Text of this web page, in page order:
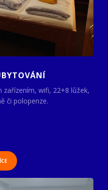
wifi, 22+8 lůžek,
či polopenze.